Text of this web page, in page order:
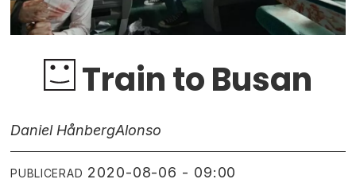
Train to Busan
Daniel HånbergAlonso
PUBLICERAD 2020-08-06 - 09:00